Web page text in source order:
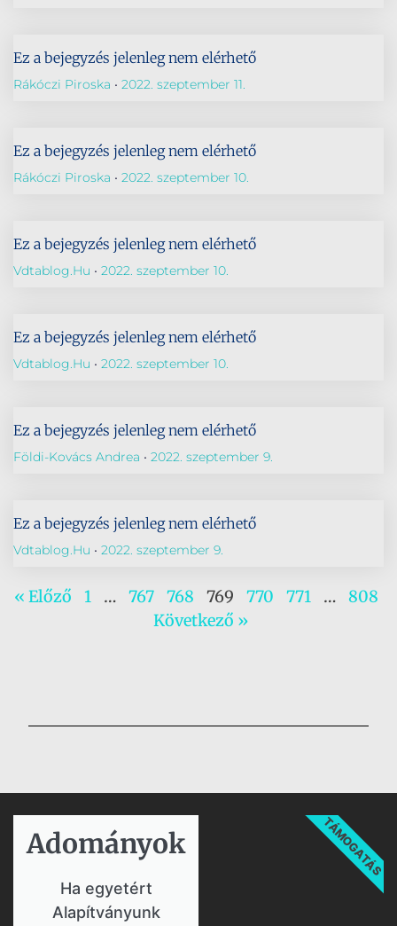
Ez a bejegyzés jelenleg nem elérhető
Rákóczi Piroska 2022. szeptember 11.
Ez a bejegyzés jelenleg nem elérhető
Rákóczi Piroska 2022. szeptember 10.
Ez a bejegyzés jelenleg nem elérhető
Vdtablog.hu 2022. szeptember 10.
Ez a bejegyzés jelenleg nem elérhető
Vdtablog.hu 2022. szeptember 10.
Ez a bejegyzés jelenleg nem elérhető
Földi-Kovács Andrea 2022. szeptember 9.
Ez a bejegyzés jelenleg nem elérhető
Vdtablog.hu 2022. szeptember 9.
« Előző 1 … 767 768 769 770 771 …
808
Következő »
Adományok​
Ha egyetért
Alapítványunk
TÁMOGATÁS